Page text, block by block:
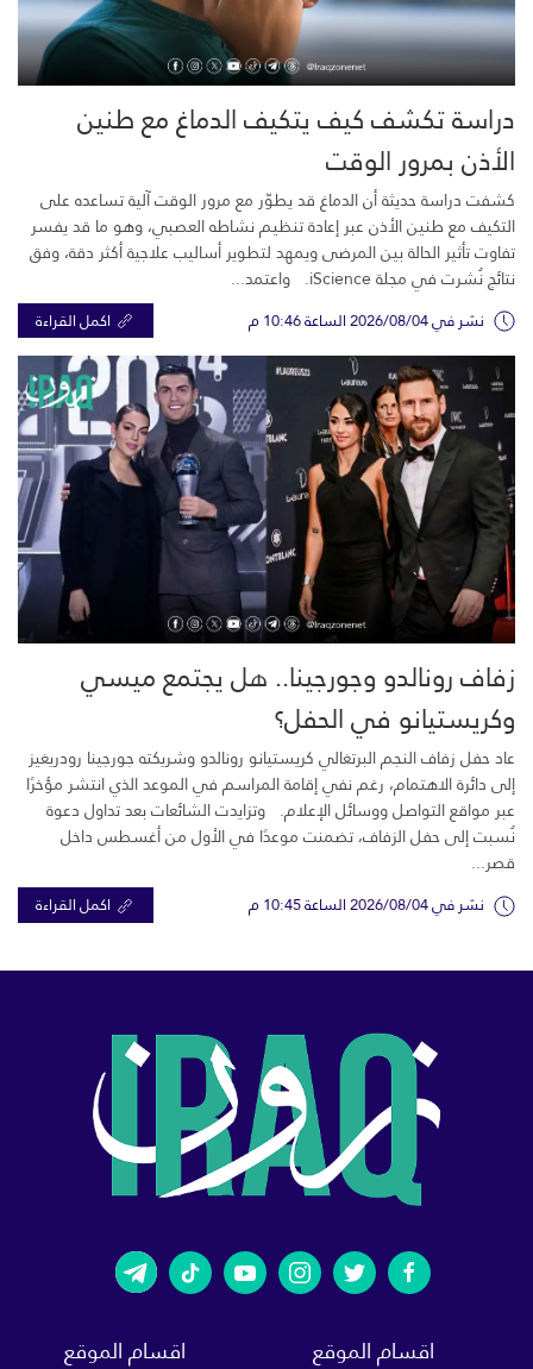
دراسة تكشف كيف يتكيف الدماغ مع طنين
الأذن بمرور الوقت
كشفت دراسة حديثة أن الدماغ قد يطوّر مع مرور الوقت آلية تساعده على
التكيف مع طنين الأذن عبر إعادة تنظيم نشاطه العصبي، وهو ما قد يفسر
تفاوت تأثير الحالة بين المرضى ويمهد لتطوير أساليب علاجية أكثر دقة، وفق
نتائج نُشرت في مجلة iScience. واعتمد...
نشر في 2026/08/04 الساعة 10:46 م اكمل القراءة
زفاف رونالدو وجورجينا.. هل يجتمع ميسي
وكريستيانو في الحفل؟
عاد حفل زفاف النجم البرتغالي كريستيانو رونالدو وشريكته جورجينا رودريغيز
إلى دائرة الاهتمام، رغم نفي إقامة المراسم في الموعد الذي انتشر مؤخرًا
عبر مواقع التواصل ووسائل الإعلام. وتزايدت الشائعات بعد تداول دعوة
نُسبت إلى حفل الزفاف، تضمنت موعدًا في الأول من أغسطس داخل
قصر...
نشر في 2026/08/04 الساعة 10:45 م اكمل القراءة
اقسام الموقع اقسام الموقع